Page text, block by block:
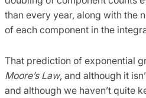
than every year, along with the
of each component in the
That prediction of exponential
Moore’s Law, and although it
and although we haven’t quite